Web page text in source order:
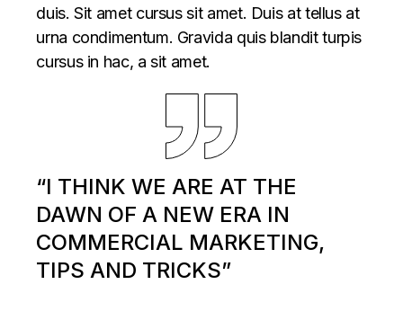
duis. Sit amet cursus sit amet. Duis at tellus at
urna condimentum. Gravida quis blandit turpis
cursus in hac, a sit amet.
“I THINK WE ARE AT THE
DAWN OF A NEW ERA IN
COMMERCIAL MARKETING,
TIPS AND TRICKS”